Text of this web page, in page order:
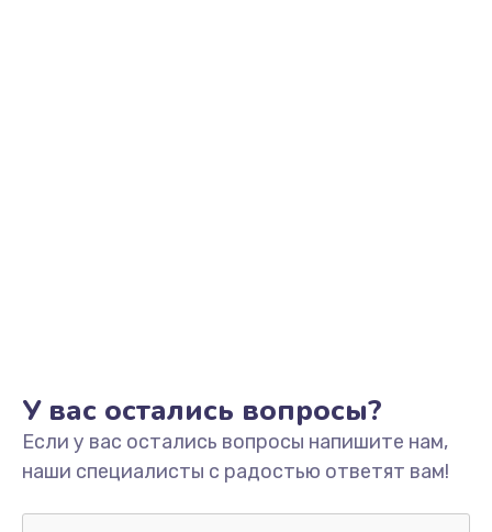
900 руб.
Заказать
У вас остались вопросы?
Если у вас остались вопросы напишите нам,
наши специалисты с радостью ответят вам!